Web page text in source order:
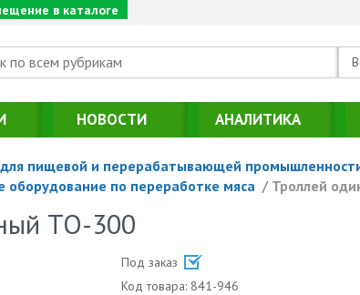
в каталоге
НОВОСТИ АНАЛИТИКА
пищевой и перерабатывающей
оборудование по переработке мяса / Троллей
ТО-300
Под заказ
Код товара: 841-946